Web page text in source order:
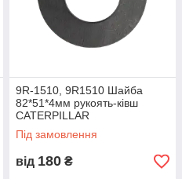
9R-1510, 9R1510 Шайба
82*51*4мм рукоять-ківш
CATERPILLAR
Під замовлення
від 180 ₴